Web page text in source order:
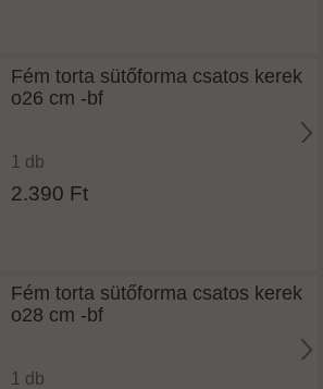
Fém torta sütőforma csatos kerek
o26 cm -bf
1 db
2.390 Ft
Fém torta sütőforma csatos kerek
o28 cm -bf
1 db